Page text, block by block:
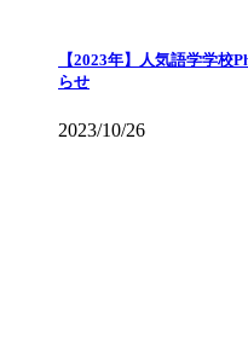
【2023年】人気語学学校
らせ
2023/10/26